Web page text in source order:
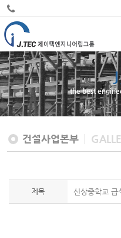
the best
We
건설사업본부
제목 신상중학교 급